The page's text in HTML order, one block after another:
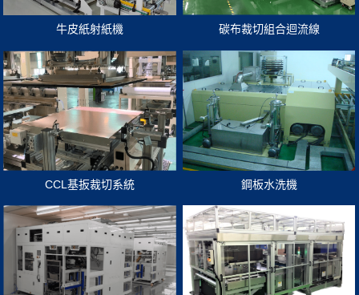
牛皮紙射紙機 碳布裁切組合迴流線
CCL基扳裁切系統 鋼板水洗機